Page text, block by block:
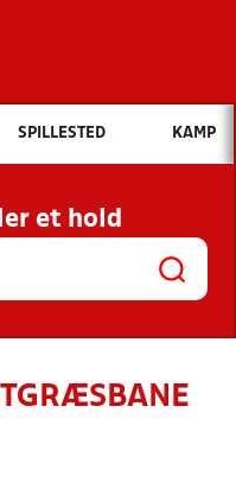
Hvad vil du søge efter?
OG NYHEDER
KLUBBER OG
SPILLESTED KAMP
et hold